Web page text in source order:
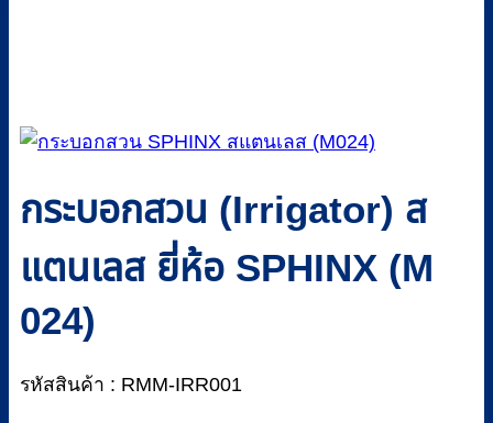
กระบอกสวน (Irrigator) ส
แตนเลส ยี่ห้อ SPHINX (M
024)
รหัสสินค้า : RMM-IRR001